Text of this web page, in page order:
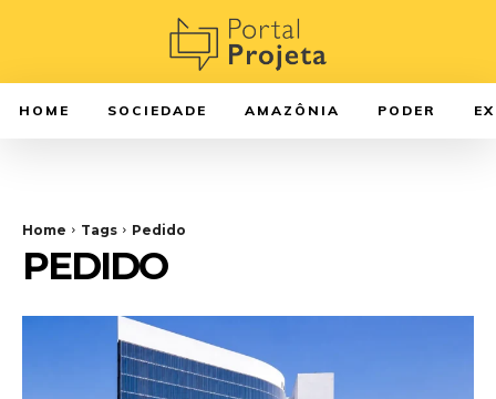
HOME SOCIEDADE AMAZÔNIA PODER
Home Tags Pedido
PEDIDO